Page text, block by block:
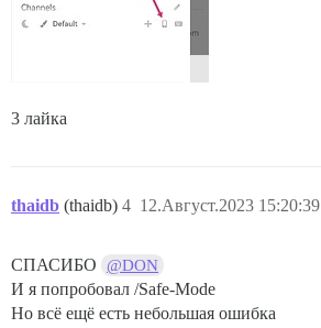
3 лайка
thaidb (thaidb) 12.Август.2023 15:20:39
4
СПАСИБО @DON
И я попробовал /Safe-Mode
Но всё ещё есть небольшая ошибка